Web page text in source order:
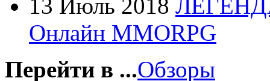
Gelezka
Gembird
Gemix
13 Июль 2018
Онлайн MMORPG
Перейти в ...Обзоры